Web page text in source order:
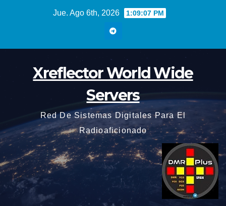
Jue. Ago 6th, 2026 1:09:08 PM
Xreflector World Wide
Servers
Red De Sistemas Digitales Para El
Radioaficionado